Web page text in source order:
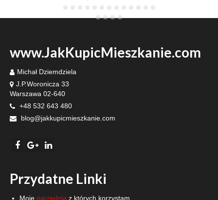
www.JakKupicMieszkanie.com
Michał Dziemdziela
J.P.Woronicza 33
Warszawa 02-640
+48 532 643 480
blog@jakkupicmieszkanie.com
Przydatne Linki
Moje narzędzia z których korzystam